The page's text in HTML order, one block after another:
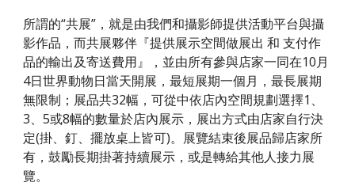
所謂的“共展”，就是由我們和攝影師提供活動平台與攝
影作品，而共展夥伴『提供展示空間做展出 和 支付作
品的輸出及寄送費用』，並由所有參與店家一同在10月
4日世界動物日當天開展，最短展期一個月，最長展期
無限制；展品共32幅，可從中依店內空間規劃選擇1、
3、5或8幅的數量於店內展示，展出方式由店家自行決
定(掛、釘、擺放桌上皆可)。展覽結束後展品歸店家所
有，鼓勵長期掛著持續展示，或是轉給其他人接力展
覽。